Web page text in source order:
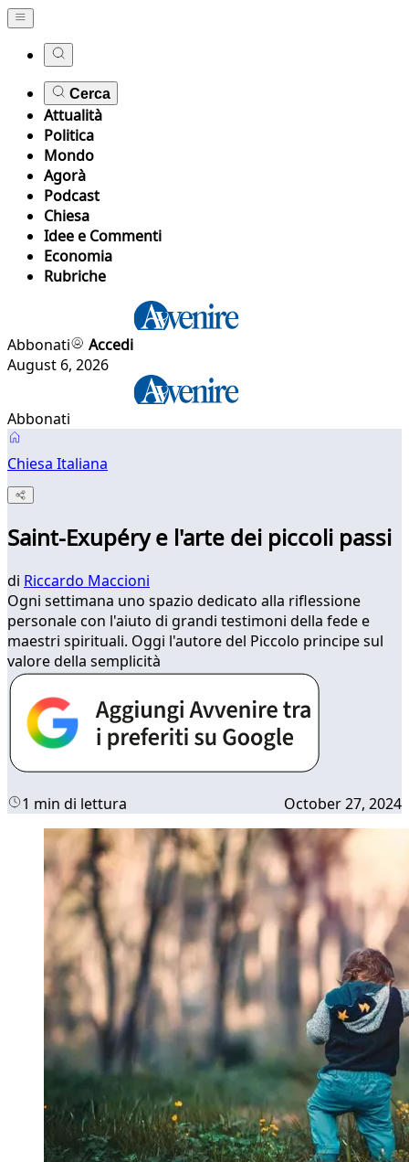
Cerca
Attualità
Politica
Mondo
Agorà
Podcast
Chiesa
Idee e Commenti
Economia
Rubriche
Abbonati
Accedi
August 6, 2026
Abbonati
Chiesa Italiana
Saint-Exupéry e l'arte dei piccoli passi
di Riccardo Maccioni
Ogni settimana uno spazio dedicato alla riflessione
personale con l'aiuto di grandi testimoni della fede e
maestri spirituali. Oggi l'autore del Piccolo principe sul
valore della semplicità
1 min di lettura October 27, 2024